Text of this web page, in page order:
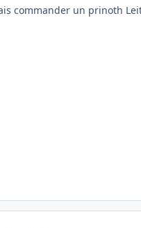
commander un prinoth